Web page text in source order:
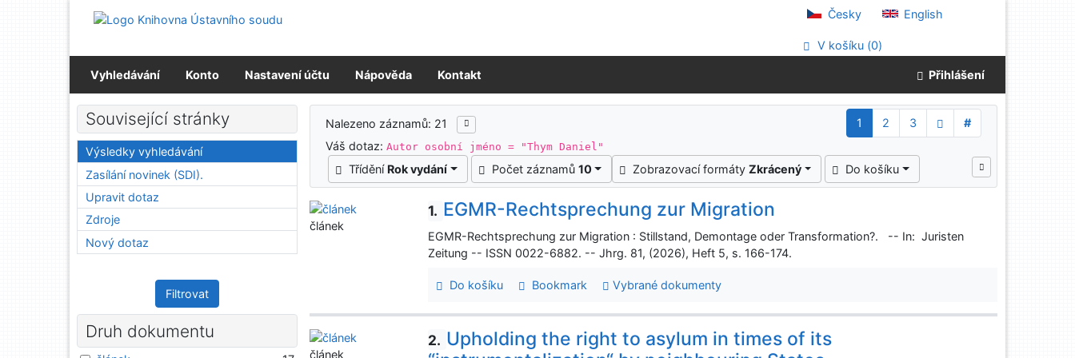
Přejít na menu
Česky English
V košíku (0)
Vyhledávání Konto Nastavení účtu Nápověda Kontakt Přihlášení
Výsledky vyhledávání
Nalezeno záznamů: 21 1 2 3
#
Váš dotaz:Autor osobní jméno = "Thym Daniel"
Třídění Rok vydání Počet záznamů 10 Zobrazovací formáty Zkrácený Do košíku
1. EGMR-Rechtsprechung zur Migration
EGMR-Rechtsprechung zur Migration : Stillstand, Demontage oder Transformation?. -- In: Juristen
Zeitung -- ISSN 0022-6882. -- Jhrg. 81, (2026), Heft 5, s. 166-174.
Do košíku Bookmark Vybrané dokumenty
článek
2. Upholding the right to asylum in times of its
článek
Související stránky
Výsledky vyhledávání
Zasílání novinek (SDI).
Upravit dotaz
Zdroje
Nový dotaz
Filtrovat
Druh dokumentu